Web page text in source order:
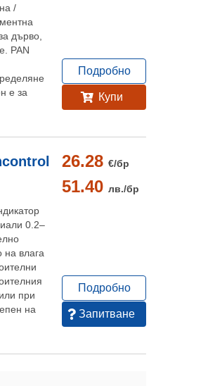
/
дърво,
PAN
е за
Подробно
Купи
0.2–
на влага
при
на
26.28 €/бр
51.40 лв./бр
Подробно
Запитване